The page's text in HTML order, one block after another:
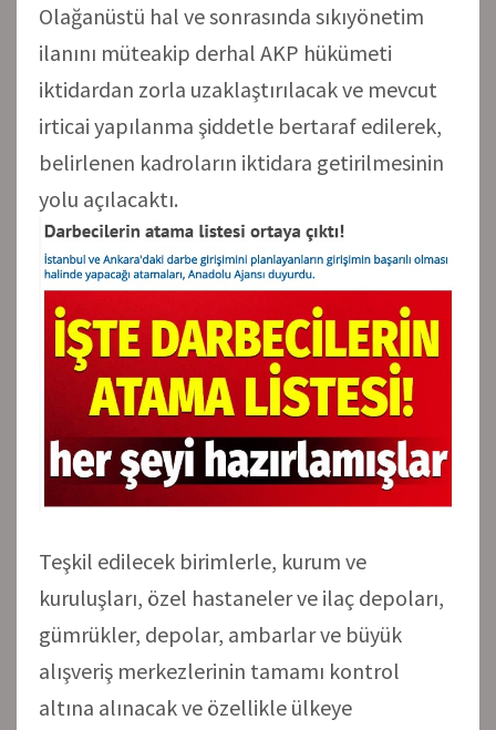
Olağanüstü hal ve sonrasında sıkıyönetim
ilanını müteakip derhal AKP hükümeti
iktidardan zorla uzaklaştırılacak ve mevcut
irticai yapılanma şiddetle bertaraf edilerek,
belirlenen kadroların iktidara getirilmesinin
yolu açılacaktı.
Teşkil edilecek birimlerle, kurum ve
kuruluşları, özel hastaneler ve ilaç depoları,
gümrükler, depolar, ambarlar ve büyük
alışveriş merkezlerinin tamamı kontrol
altına alınacak ve özellikle ülkeye